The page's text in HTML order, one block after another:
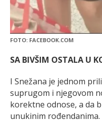
FOTO: FACEBOOK.COM
SA BIVŠIM OSTALA U
I Snežana je jednom
suprugom i njegovom
korektne odnose, a da
unukinim rođendanima.